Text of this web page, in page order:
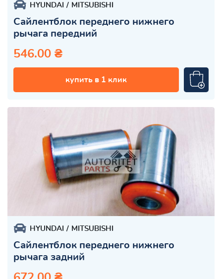
HYUNDAI MITSUBISHI
Сайлентблок переднего нижнего
рычага передний
546.00 ₴
купить в 1 клик
HYUNDAI MITSUBISHI
Сайлентблок переднего нижнего
рычага задний